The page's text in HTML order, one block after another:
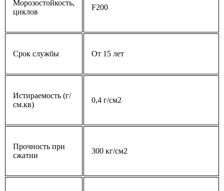
Морозостойкость,
циклов
F200
Срок службы От 15 лет
Истираемость (г/
см.кв)
0,4 г/см2
Прочность при
сжатии
300 кг/см2